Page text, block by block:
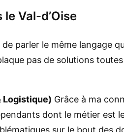
Val-d’Oise
parler le même langage
pas de solutions
Logistique) Grâce à ma
dont le métier est
sur le bout des